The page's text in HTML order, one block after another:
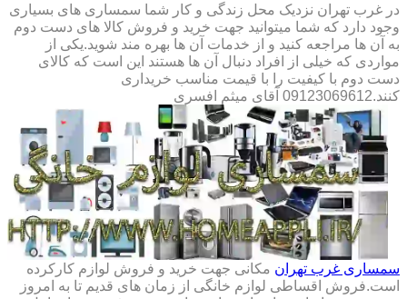
در غرب تهران نزدیک محل زندگی و کار شما سمساری های بسیاری
وجود دارد که شما میتوانید جهت خرید و فروش کالا های دست دوم
به آن ها مراجعه کنید و از خدمات آن ها بهره مند شوید.یکی از
مواردی که خیلی از افراد دنبال آن ها هستند این است که کالای
دست دوم با کیفیت را با قیمت مناسب خریداری
کنند.09123069612 آقای میثم افسری
سمساری غرب تهران مکانی جهت خرید و فروش لوازم کارکرده
است.فروش اقساطی لوازم خانگی از زمان های قدیم تا به امروز